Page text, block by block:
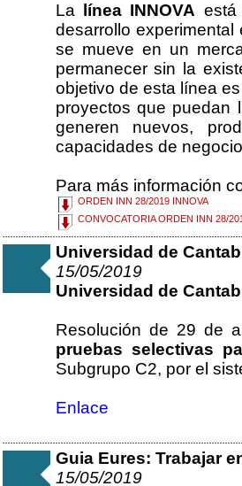
La línea INNOVA
desarrollo
se mueve en un
permanecer sin la
objetivo de esta línea
proyectos que puedan
generen nuevos,
capacidades de
Para más información
ORDEN INN 28/2019 INNOVA
CONVOCATORIA ORDEN INN 28/
Universidad de
15/05/2019
Universidad de
Resolución de 29 de
pruebas selectivas
Subgrupo C2, por el
Enlace
Guia Eures: Trabajar
15/05/2019